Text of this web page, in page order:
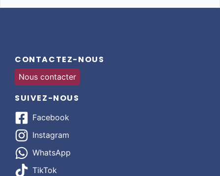
CONTACTEZ-NOUS
Nous contacter
SUIVEZ-NOUS
Facebook
Instagram
WhatsApp
TikTok